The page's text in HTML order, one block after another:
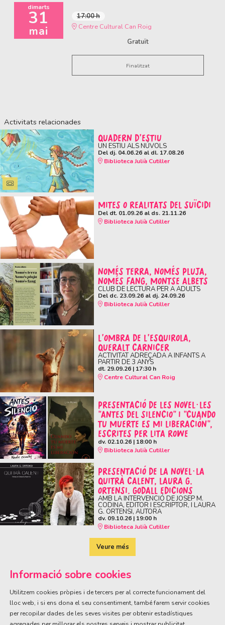
dimarts
31
mai
17:00 h
Centre Cultural Can Roig
Gratuït
Finalitzat
Activitats relacionades
QUADERN D'ESTIU
UN ESTIU ALS NÚVOLS
Del dj. 04.06.26al dl. 17.08.26
Biblioteca Julià Cutiller
MITES O REALITATS DEL SUÏCIDI
Del dt. 01.09.26al ds. 21.11.26
Biblioteca Julià Cutiller
NOMÉS TERRA, NOMÉS PLUJA,
NOMÉS FANG, MONTSE ALBETS
CLUB DE LECTURA PER A ADULTS
Del dc. 23.09.26al dj. 24.09.26
Biblioteca Julià Cutiller
L'OMBRA DE L'ESQUIROLA,
QUERALT CARNICER
ACTIVITAT ADREÇADA A INFANTS A
PARTIR DE 3 ANYS
dt. 29.09.26| 17:30 h
Centre Cultural Can Roig
PRESENTACIÓ DE LES NOVEL·LES
"ANTES DEL SILENCIO" I "CUANDO
TU MUERTE ES MI LIBERACIÓN",
ESCRITES PER LITA ROWE
dv. 02.10.26| 18:00 h
Biblioteca Julià Cutiller
PRESENTACIÓ DE LA NOVEL·LA
QUITRÀ CALENT, LAURA G.
ORTENSI. GODALL EDICIONS
AMB LA INTERVENCIÓ DE JOSEP M.
CODINA, EDITOR I ESCRIPTOR, I LAURA
G. ORTENSI, AUTORA
dv. 09.10.26| 19:00 h
Biblioteca Julià Cutiller
Veure més
ÀREA DE CULTURA
Informació sobre cookies
Utilitzem cookies pròpies i de tercers per al correcte funcionament del
lloc web, i si ens dona el seu consentiment, també farem servir cookies
per recopilar dades de les seves visites per obtenir estadístiques